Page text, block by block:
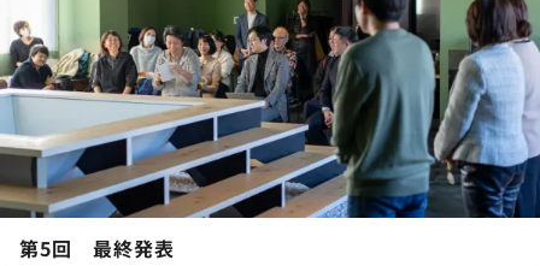
第5回 最終発表